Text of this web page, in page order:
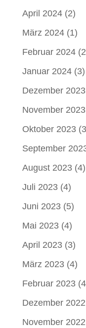
April 2024(2)
März 2024(1)
Februar 2024
Januar 2024(3)
Dezember 2023
November 2023
Oktober 2023
September
August 2023(4)
Juli 2023(4)
Juni 2023(5)
Mai 2023(4)
April 2023(3)
März 2023(4)
Februar 2023
Dezember 2022
November 2022